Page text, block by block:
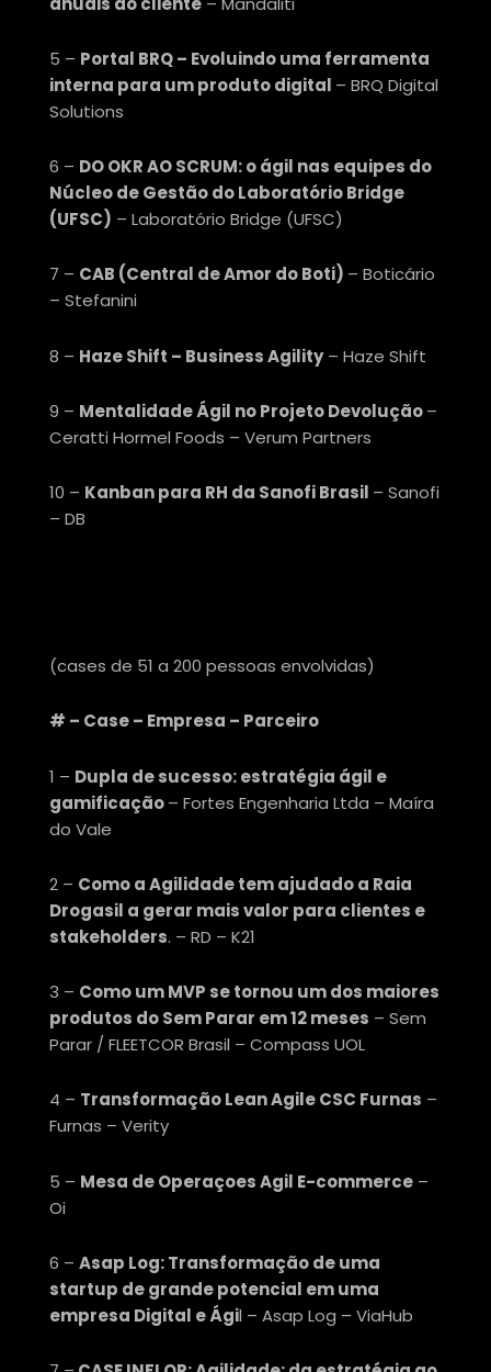
5 – Portal BRQ – Evoluindo uma ferramenta
interna para um produto digital – BRQ Digital
Solutions
6 – DO OKR AO SCRUM: o ágil nas equipes do
Núcleo de Gestão do Laboratório Bridge
(UFSC) – Laboratório Bridge (UFSC)
7 – CAB (Central de Amor do Boti) – Boticário
– Stefanini
8 – Haze Shift – Business Agility– Haze Shift
9 – Mentalidade Ágil no Projeto Devolução–
Ceratti Hormel Foods – Verum Partners
10 – Kanban para RH da Sanofi Brasil – Sanofi
– DB
(cases de 51 a 200 pessoas envolvidas)
# – Case – Empresa – Parceiro
1 – Dupla de sucesso: estratégia ágil e
gamificação– Fortes Engenharia Ltda – Maíra
do Vale
2 – Como a Agilidade tem ajudado a Raia
Drogasil a gerar mais valor para clientes e
stakeholders. – RD – K21
3 – Como um MVP se tornou um dos maiores
produtos do Sem Parar em 12 meses – Sem
Parar / FLEETCOR Brasil – Compass UOL
4 – Transformação Lean Agile CSC Furnas –
Furnas – Verity
5 – Mesa de Operaçoes Agil E-commerce –
Oi
6 – Asap Log: Transformação de uma
startup de grande potencial em uma
empresa Digital e Ágil – Asap Log – ViaHub